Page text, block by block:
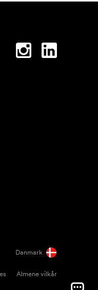
Danmark
Almene vilkår